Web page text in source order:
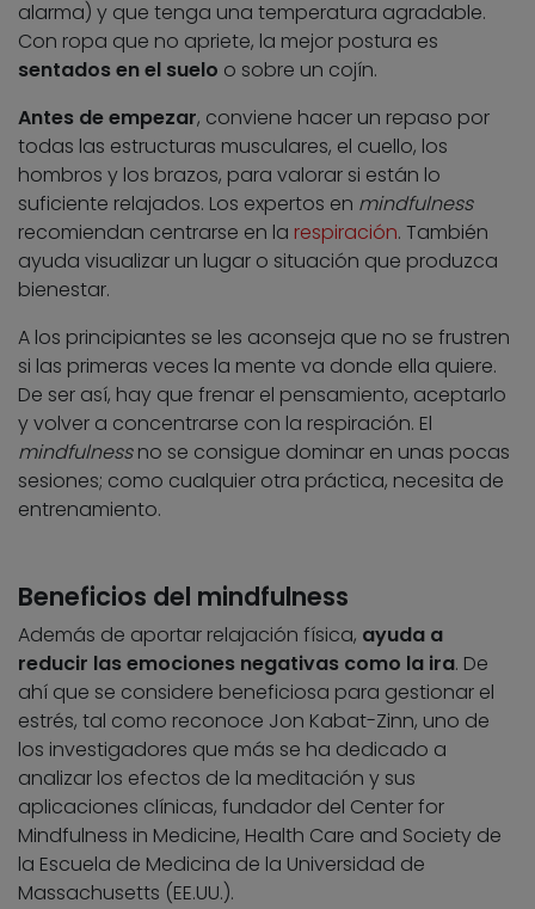
alarma) y que tenga una temperatura agradable.
Con ropa que no apriete, la mejor postura es
sentados en el suelo o sobre un cojín.
Antes de empezar, conviene hacer un repaso por
todas las estructuras musculares, el cuello, los
hombros y los brazos, para valorar si están lo
suficiente relajados. Los expertos en mindfulness
recomiendan centrarse en la respiración. También
ayuda visualizar un lugar o situación que produzca
bienestar.
A los principiantes se les aconseja que no se frustren
si las primeras veces la mente va donde ella quiere.
De ser así, hay que frenar el pensamiento, aceptarlo
y volver a concentrarse con la respiración. El
mindfulnessno se consigue dominar en unas pocas
sesiones; como cualquier otra práctica, necesita de
entrenamiento.
Beneficios del mindfulness
Además de aportar relajación física, ayuda a
reducir las emociones negativas como la ira. De
ahí que se considere beneficiosa para gestionar el
estrés, tal como reconoce Jon Kabat-Zinn, uno de
los investigadores que más se ha dedicado a
analizar los efectos de la meditación y sus
aplicaciones clínicas, fundador del Center for
Mindfulness in Medicine, Health Care and Society de
la Escuela de Medicina de la Universidad de
Massachusetts (EE.UU.).